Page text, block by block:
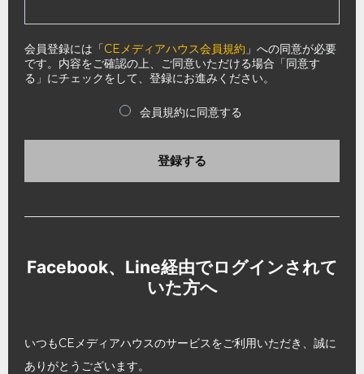
会員登録には「CEメディアハウス会員規約 」への同意が必要
です。内容をご確認の上、ご同意いただける場合「同意す
る」にチェックをして、登録にお進みください。
会員規約に同意する
登録する
Facebook、Line経由でログインされて
いた方へ
いつもCEメディアハウスのサービスをご利用いただき、誠に
ありがとうございます。